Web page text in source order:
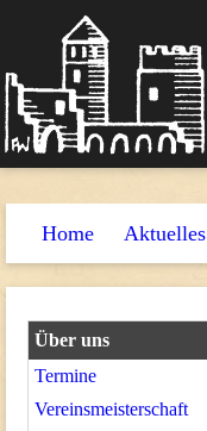
Home Aktuelles
Über uns
Termine
Vereinsmeisterschaft